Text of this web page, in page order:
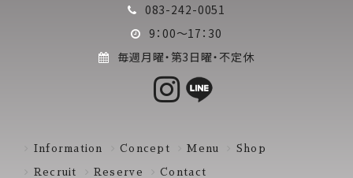
083-242-0051
9：00～17：30
毎週月曜・第3日曜・不定休
Information Concept Menu Shop
Recruit Reserve Contact